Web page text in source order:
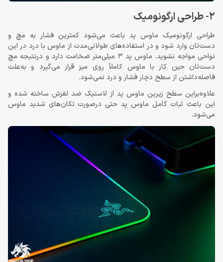
2- طراحی ارگونومیک
طراحی ارگونومیک ماوس پد باعث می‌شود کمترین فشار به مچ و
دست‌تان وارد شود و در استفاده‌های طولانی‌مدت از ماوس با درد در این
نواحی مواجه نشوید. ماوس پد 3 میلی‌متر ضخامت دارد و درنتیجه مچ
دست‌تان حین کار با ماوس کاملاً روی میز قرار می‌گیرد و به‌علت
فاصله‌داشتن از سطح دچار فشار و درد نمی‌شود.
علاوه‌براین سطح زیرین ماوس پد از لاستیک ضد لغزش ساخته شده و
این باعث ثبات کامل ماوس پد حتی درصورت تکان‌های شدید ماوس
می‌شود.